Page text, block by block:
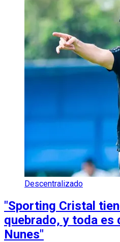
Descentralizado
"Sporting Cristal
quebrado, y toda es
Nunes"